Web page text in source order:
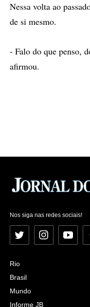
Nessa volta ao
de si mesmo.
- Falo do que penso,
afirmou.
Nos siga nas redes sociais!
Twitter Instagram
Rio
Brasil
Mundo
Informe JB